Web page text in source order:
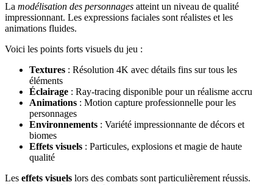
La modélisation des personnages atteint un niveau de qualité
impressionnant. Les expressions faciales sont réalistes et les
animations fluides.
Voici les points forts visuels du jeu :
Textures : Résolution 4K avec détails fins sur tous les
éléments
Éclairage : Ray-tracing disponible pour un réalisme accru
Animations : Motion capture professionnelle pour les
personnages
Environnements : Variété impressionnante de décors et
biomes
Effets visuels : Particules, explosions et magie de haute
qualité
Les effets visuels lors des combats sont particulièrement réussis.